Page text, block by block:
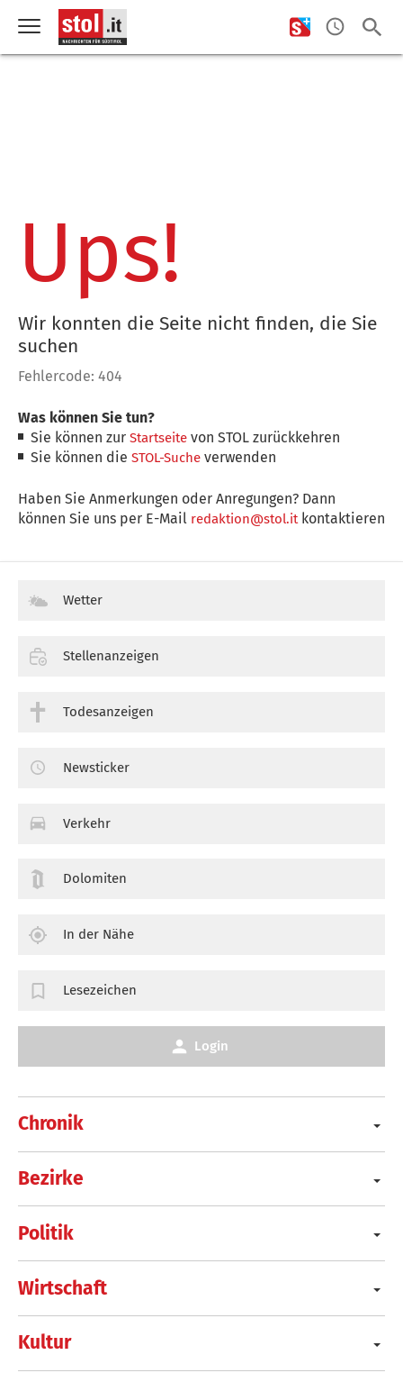
Ups!
Wir konnten die Seite nicht finden, die Sie
suchen
Fehlercode: 404
Was können Sie tun?
Sie können zurStartseite von STOL zurückkehren
Sie können dieSTOL-Suche verwenden
Haben Sie Anmerkungen oder Anregungen? Dann
können Sie uns per E-Mail redaktion@stol.itkontaktieren
Chronik
Bezirke
Politik
Wirtschaft
Kultur
Wetter
Stellenanzeigen
Todesanzeigen
Newsticker
Verkehr
Dolomiten
In der Nähe
Lesezeichen
Login